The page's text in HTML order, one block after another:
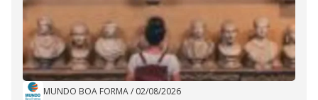
MUNDO BOA FORMA/ 02/08/2026